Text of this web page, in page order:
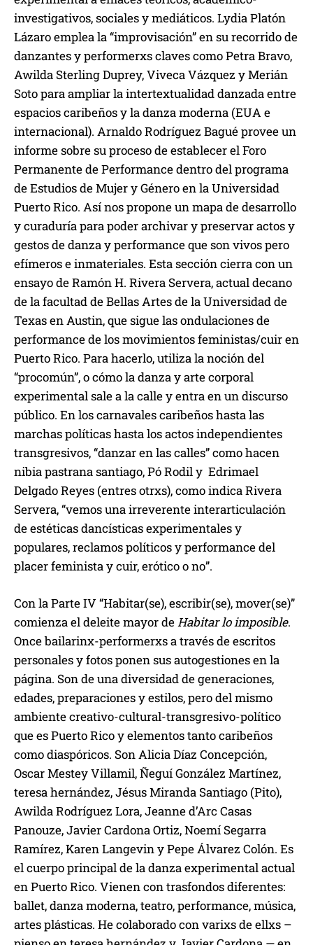
investigativos, sociales y mediáticos. Lydia Platón
Lázaro emplea la “improvisación” en su recorrido de
danzantes y performerxs claves como Petra Bravo,
Awilda Sterling Duprey, Viveca Vázquez y Merián
Soto para ampliar la intertextualidad danzada entre
espacios caribeños y la danza moderna (EUA e
internacional). Arnaldo Rodríguez Bagué provee un
informe sobre su proceso de establecer el Foro
Permanente de Performance dentro del programa
de Estudios de Mujer y Género en la Universidad
Puerto Rico. Así nos propone un mapa de desarrollo
y curaduría para poder archivar y preservar actos y
gestos de danza y performance que son vivos pero
efímeros e inmateriales. Esta sección cierra con un
ensayo de Ramón H. Rivera Servera, actual decano
de la facultad de Bellas Artes de la Universidad de
Texas en Austin, que sigue las ondulaciones de
performance de los movimientos feministas/cuir en
Puerto Rico. Para hacerlo, utiliza la noción del
“procomún”, o cómo la danza y arte corporal
experimental sale a la calle y entra en un discurso
público. En los carnavales caribeños hasta las
marchas políticas hasta los actos independientes
transgresivos, “danzar en las calles” como hacen
nibia pastrana santiago, Pó Rodil y Edrimael
Delgado Reyes (entres otrxs), como indica Rivera
Servera, “vemos una irreverente interarticulación
de estéticas dancísticas experimentales y
populares, reclamos políticos y performance del
placer feminista y cuir, erótico o no”.
Con la Parte IV “Habitar(se), escribir(se), mover(se)”
comienza el deleite mayor deHabitar lo imposible.
Once bailarinx-performerxs a través de escritos
personales y fotos ponen sus autogestiones en la
página. Son de una diversidad de generaciones,
edades, preparaciones y estilos, pero del mismo
ambiente creativo-cultural-transgresivo-político
que es Puerto Rico y elementos tanto caribeños
como diaspóricos. Son Alicia Díaz Concepción,
Oscar Mestey Villamil, Ñeguí González Martínez,
teresa hernández, Jésus Miranda Santiago (Pito),
Awilda Rodríguez Lora, Jeanne d’Arc Casas
Panouze, Javier Cardona Ortiz, Noemí Segarra
Ramírez, Karen Langevin y Pepe Álvarez Colón. Es
el cuerpo principal de la danza experimental actual
en Puerto Rico. Vienen con trasfondos diferentes:
ballet, danza moderna, teatro, performance, música,
artes plásticas. He colaborado con varixs de ellxs –